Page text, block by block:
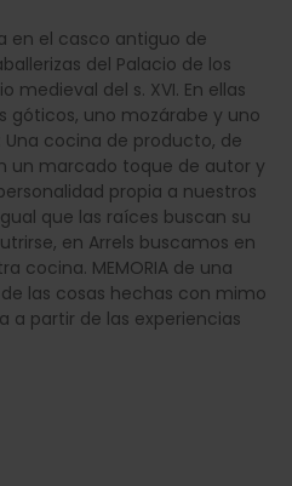
en el casco antiguo de
del Palacio de los
medieval del s. XVI. En ellas
góticos, uno mozárabe y uno
cocina de producto, de
un marcado toque de autor y
propia a nuestros
que las raíces buscan su
en Arrels buscamos en
cocina. MEMORIA de una
las cosas hechas con mimo
a partir de las experiencias